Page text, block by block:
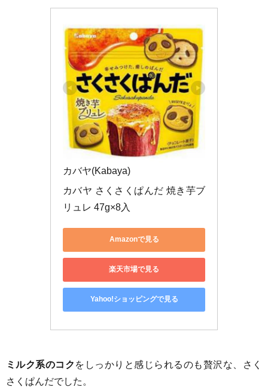
カバヤ(Kabaya)
カバヤ さくさくぱんだ 焼き芋ブ
リュレ 47g×8入
Amazonで見る
楽天市場で見る
Yahoo!ショッピングで見る
ミルク系のコク をしっかりと感じられるのも贅沢な、さく
さくぱんだでした。